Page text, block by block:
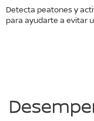
Detecta peatones y
para ayudarte a evitar